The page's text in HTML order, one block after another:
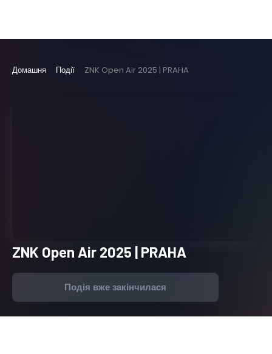
Домашня Події ZNK Open Air 2025 | PRAHA
ZNK Open Air 2025 | PRAHA
Подія вже закінчилася